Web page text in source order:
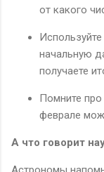
от какого
начальную
получаете
Помните
феврале
А что говорит